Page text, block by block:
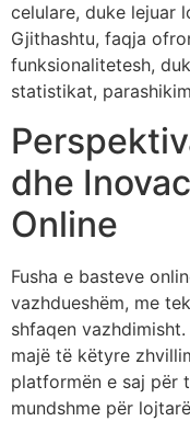
celulare, duke lejuar
Gjithashtu, faqja
funksionalitetesh,
statistikat,
dhe
Online
Fusha e basteve
vazhdueshëm, me
shfaqen
majë të këtyre
platformën e saj për
mundshme për